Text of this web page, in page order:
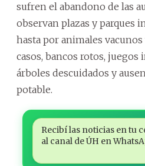
sufren el abandono de las
observan plazas y parques
hasta por animales
casos, bancos rotos,
árboles descuidados y
potable.
Recibí las noticias en tu
al canal de ÚH en